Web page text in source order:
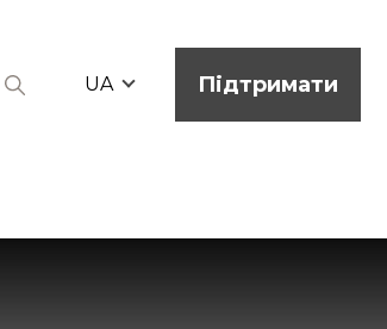
UA Підтримати